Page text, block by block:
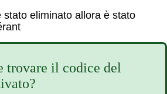
stato eliminato allora è stato
trovare il codice del